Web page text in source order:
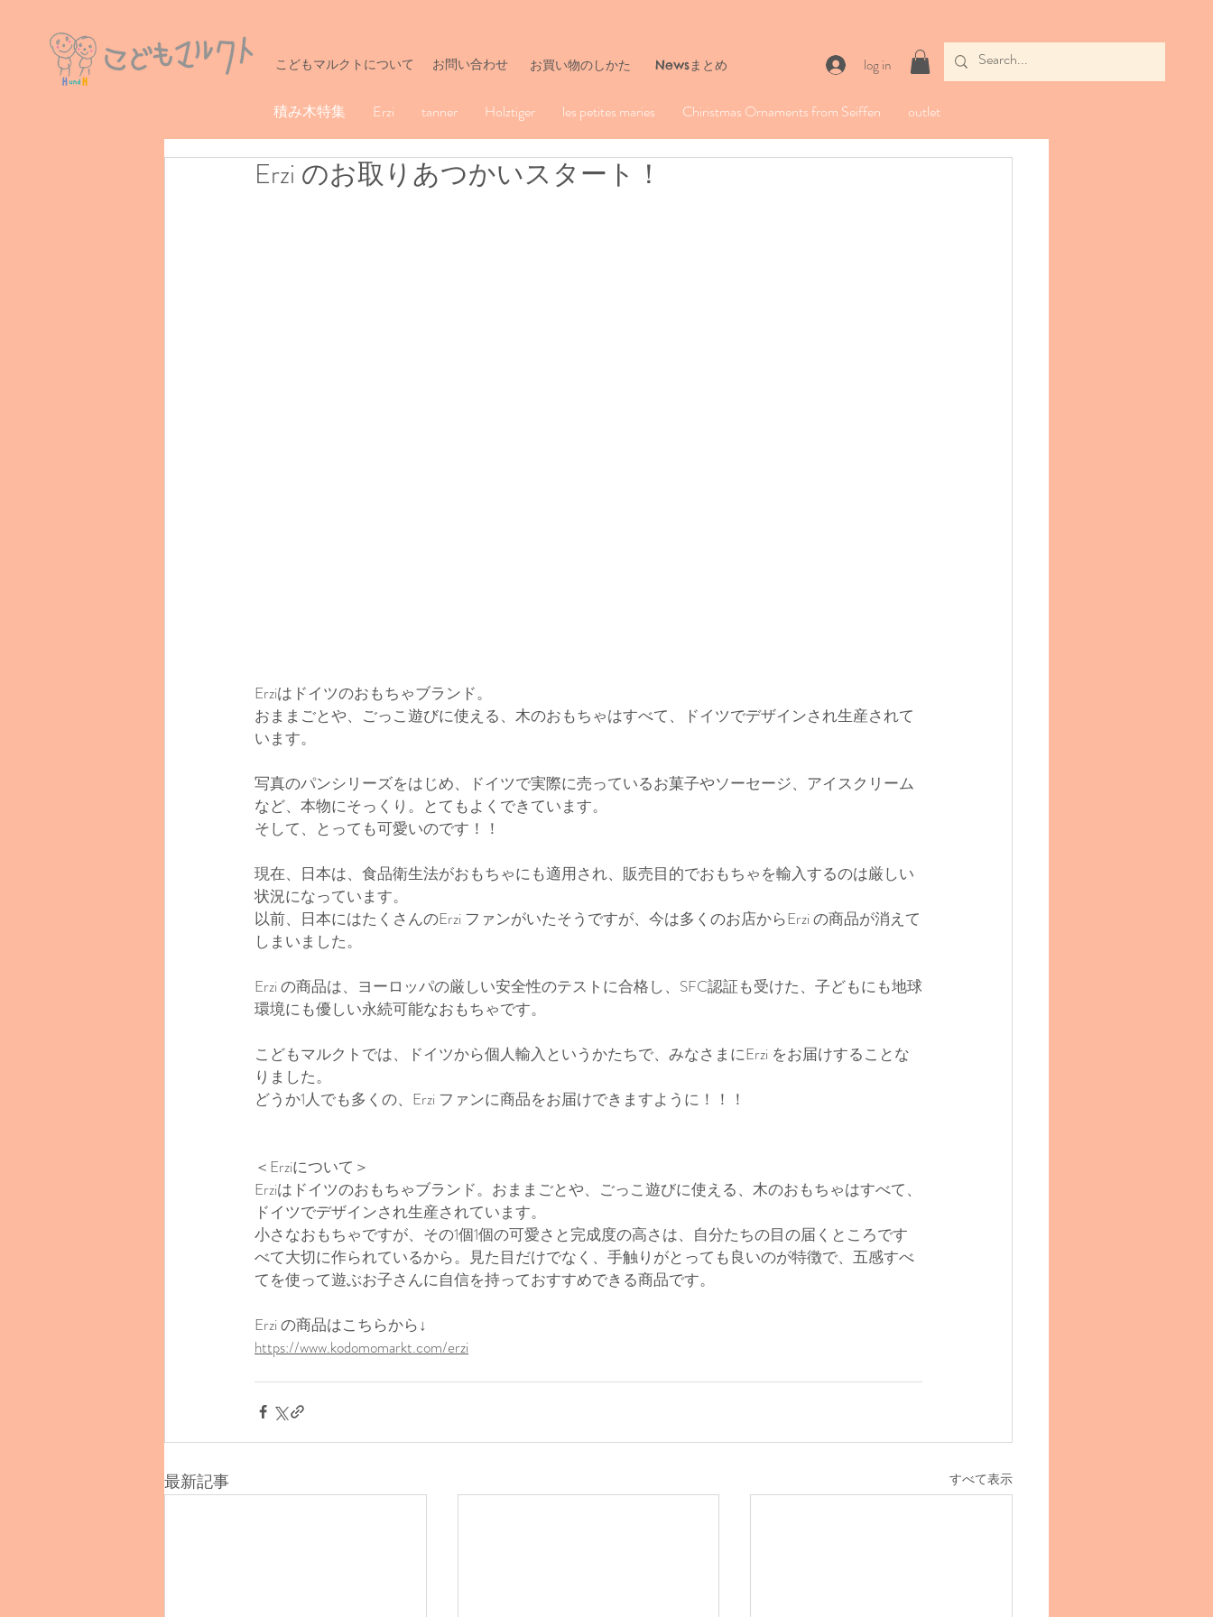
こどもマルクトについて お問い合わせ ​お買い物のしかた Newsまとめ log in
積み木特集 Erzi tanner Holztiger les petites maries Chiristmas Ornaments from Seiffen outlet
Erzi のお取りあつかいスタート！
Erziはドイツのおもちゃブランド。
おままごとや、ごっこ遊びに使える、木のおもちゃはすべて、ドイツでデザインされ生産されて
います。
写真のパンシリーズをはじめ、ドイツで実際に売っているお菓子やソーセージ、アイスクリーム
など、本物にそっくり。とてもよくできています。
そして、とっても可愛いのです！！
現在、日本は、食品衛生法がおもちゃにも適用され、販売目的でおもちゃを輸入するのは厳しい
状況になっています。
以前、日本にはたくさんのErzi ファンがいたそうですが、今は多くのお店からErzi の商品が消えて
しまいました。
Erzi の商品は、 ヨーロッパの厳しい安全性のテストに合格し、SFC認証も受けた、子どもにも地球
環境にも優しい永続可能なおもちゃです。
こどもマルクトでは、ドイツから個人輸入というかたちで、みなさまにErzi をお届けすることな
りました。
どうか1人でも多くの、Erzi ファンに商品をお届けできますように！！！
＜Erziについて＞
Erziはドイツのおもちゃブランド。おままごとや、ごっこ遊びに使える、木のおもちゃはすべて、
ドイツでデザインされ生産されています。
小さなおもちゃですが、その1個1個の可愛さと完成度の高さは、自分たちの目の届くところです
べて大切に作られているから。見た目だけでなく、手触りがとっても良いのが特徴で、五感すべ
てを使って遊ぶお子さんに自信を持っておすすめできる商品です。
Erzi の商品はこちらから↓
https://www.kodomomarkt.com/erzi
最新記事 すべて表示